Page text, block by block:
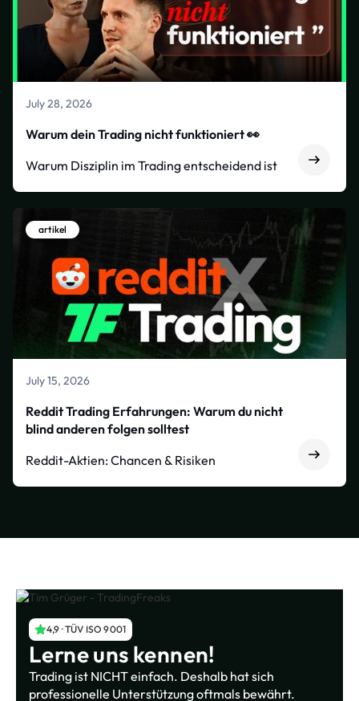
July 28, 2026
Warum dein Trading nicht funktioniert 👀
Warum Disziplin im Trading entscheidend ist
artikel
July 15, 2026
Reddit Trading Erfahrungen: Warum du nicht
blind anderen folgen solltest
Reddit-Aktien: Chancen & Risiken
4,9 · TÜV ISO 9001
Lerne uns kennen!
Trading ist NICHT einfach. Deshalb hat sich
professionelle Unterstützung oftmals bewährt.